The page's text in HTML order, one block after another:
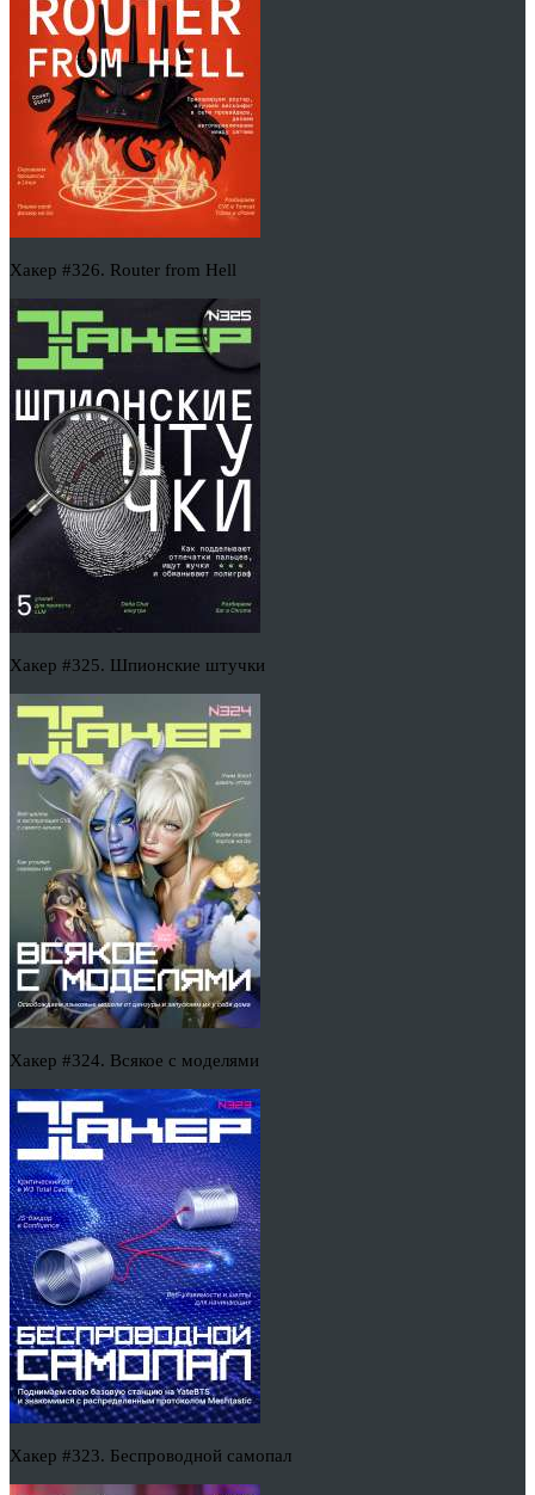
Хакер #326. Router from Hell
Хакер #325. Шпионские штучки
Хакер #324. Всякое с моделями
Хакер #323. Беспроводной самопал